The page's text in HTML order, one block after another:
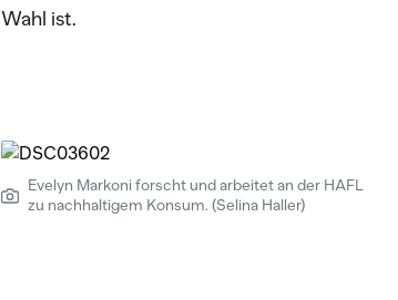
Wahl ist.
Evelyn Markoni forscht und arbeitet an der HAFL
zu nachhaltigem Konsum. (Selina Haller)